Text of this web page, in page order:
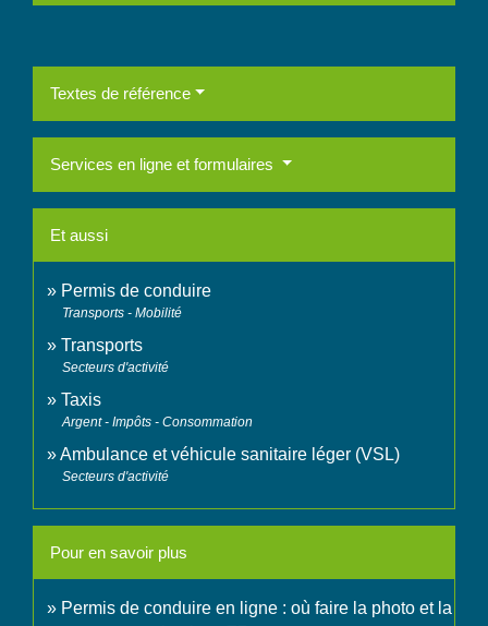
Textes de référence
Services en ligne et formulaires
Et aussi
Permis de conduire
Transports - Mobilité
Transports
Secteurs d'activité
Taxis
Argent - Impôts - Consommation
Ambulance et véhicule sanitaire léger (VSL)
Secteurs d'activité
Pour en savoir plus
Permis de conduire en ligne : où faire la photo et la